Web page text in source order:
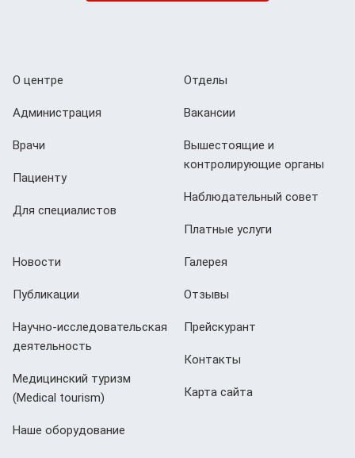
О центре
Администрация
Врачи
Пациенту
Для специалистов
Отделы
Вакансии
Вышестоящие и
контролирующие органы
Наблюдательный совет
Платные услуги
Новости
Публикации
Научно-исследовательская
деятельность
Медицинский туризм
(Мedical tourism)
Наше оборудование
Галерея
Отзывы
Прейскурант
Контакты
Карта сайта